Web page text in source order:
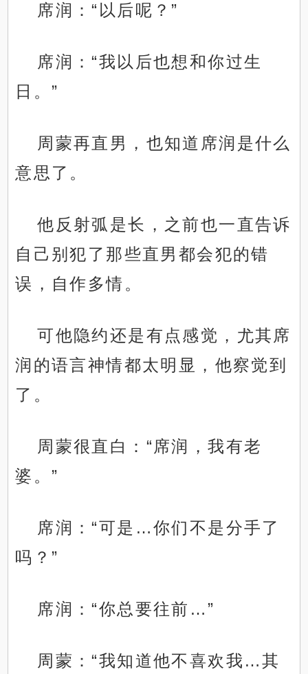
席润：“以后呢？”
席润：“我以后也想和你过生
日。”
周蒙再直男，也知道席润是什么
意思了。
他反射弧是长，之前也一直告诉
自己别犯了那些直男都会犯的错
误，自作多情。
可他隐约还是有点感觉，尤其席
润的语言神情都太明显，他察觉到
了。
周蒙很直白：“席润，我有老
婆。”
席润：“可是…你们不是分手了
吗？”
席润：“你总要往前…”
周蒙：“我知道他不喜欢我…其